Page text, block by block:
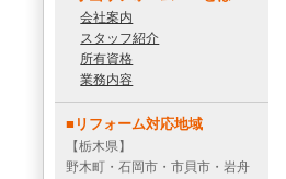
会社案内
スタッフ紹介
所有資格
業務内容
■リフォーム対応地域
【栃木県】
野木町・石岡市・市貝市・岩舟